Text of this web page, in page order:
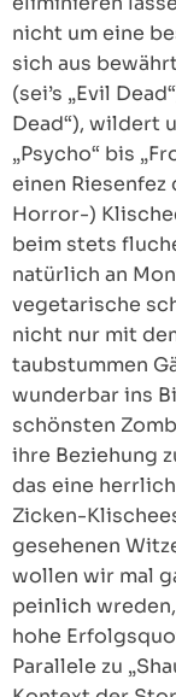
nicht um eine
sich aus
(sei’s „Evil
Dead“), wildert
„Psycho“ bis
einen
Horror-)
beim stets
natürlich an
vegetarische
nicht nur mit
taubstummen
wunderbar ins
schönsten
ihre Beziehung
das eine
Zicken-
gesehenen
wollen wir mal
peinlich
hohe
Parallele zu